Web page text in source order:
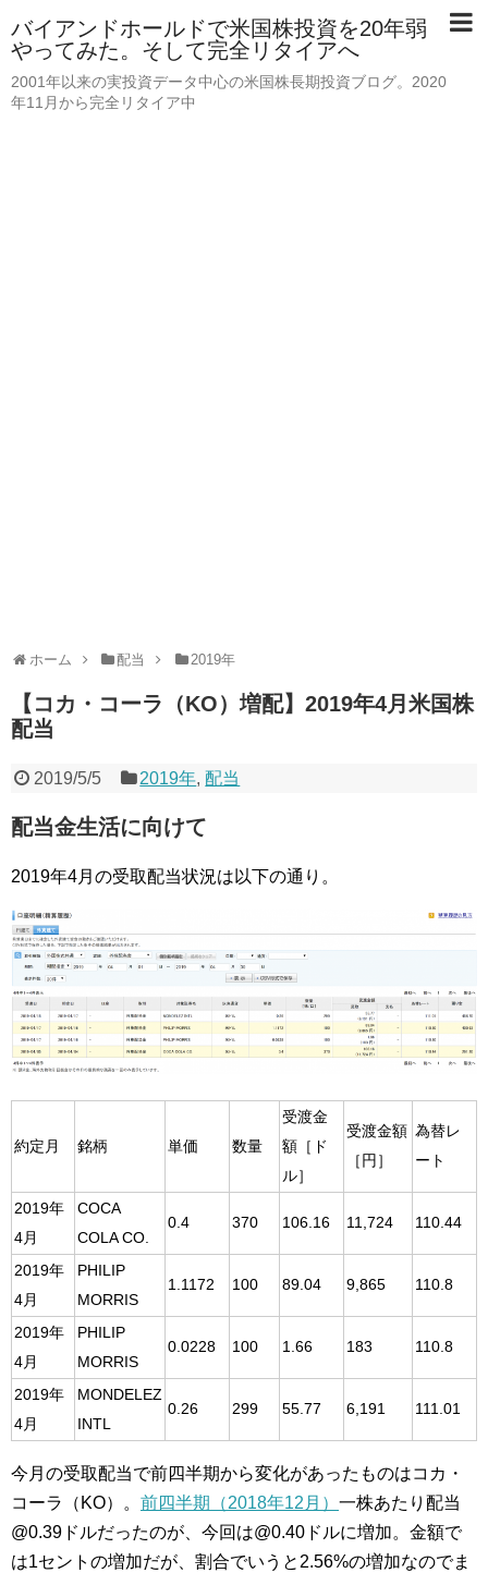
バイアンドホールドで米国株投資を20年弱
やってみた。そして完全リタイアへ
2001年以来の実投資データ中心の米国株長期投資ブログ。2020
年11月から完全リタイア中
ホーム 配当 2019年
【コカ・コーラ（KO）増配】2019年4月米国株
配当
2019/5/5 2019年,配当
配当金生活に向けて
2019年4月の受取配当状況は以下の通り。
約定月 銘柄 単価 数量
受渡金
額［ド
ル］
受渡金額
［円］
為替レ
ート
2019年
4月
COCA
COLA CO.
0.4 370 106.16 11,724 110.44
2019年
4月
PHILIP
MORRIS
1.1172 100 89.04 9,865 110.8
2019年
4月
PHILIP
MORRIS
0.0228 100 1.66 183 110.8
2019年
4月
MONDELEZ
INTL
0.26 299 55.77 6,191 111.01
今月の受取配当で前四半期から変化があったものはコカ・
コーラ（KO）。 前四半期（2018年12月） 一株あたり配当
@0.39ドルだったのが、今回は@0.40ドルに増加。金額で
は1セントの増加だが、割合でいうと2.56%の増加なのでま